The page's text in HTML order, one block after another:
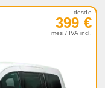
desde
399 €
mes / IVA incl.